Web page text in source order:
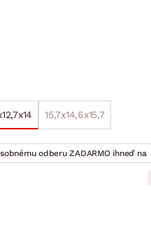
15,7x14,6x15,7
odberu ZADARMO ihneď na